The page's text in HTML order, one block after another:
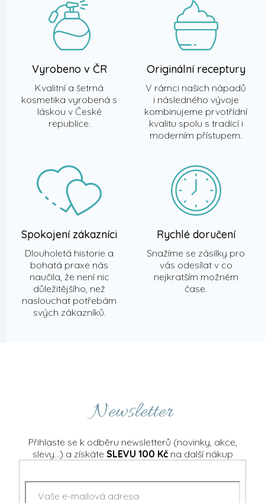
Vyrobeno v ČR
Kvalitní a šetrná
kosmetika vyrobená s
láskou v České
republice.
Originální receptury
V rámci našich nápadů
i následného vývoje
kombinujeme prvotřídní
kvalitu spolu s tradicí i
moderním přístupem.
Spokojení zákazníci
Dlouholetá historie a
bohatá praxe nás
naučila, že není nic
důležitějšího, než
naslouchat potřebám
svých zákazníků.
Rychlé doručení
Snažíme se zásilky pro
vás odesílat v co
nejkratším možném
čase.
Newsletter
Přihlaste se k odběru newsletterů (novinky, akce,
slevy...) a získáte SLEVU 100 Kčna další nákup